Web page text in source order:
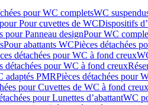
pour WC completsWC
Pour cuvettes de WCDispositifs
pour Panneau designPour WC
Pour abattants WCPièces détachées
détachées pour WC à fond creux
détachées pour WC à fond creux
adaptés PMRPièces détachées pour
pour Cuvettes de WC à fond
pour Lunettes d’abattantWC